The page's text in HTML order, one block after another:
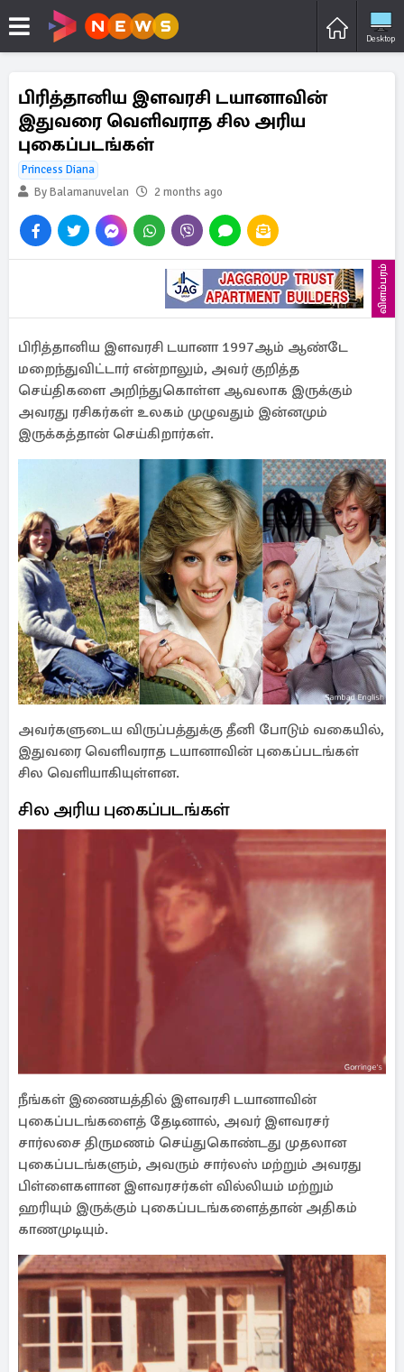
Desktop
பிரித்தானிய இளவரசி டயானாவின்
இதுவரை வெளிவராத சில அரிய
புகைப்படங்கள்
Princess Diana
By Balamanuvelan
2 months ago
விளம்பரம்
பிரித்தானிய இளவரசி டயானா 1997ஆம் ஆண்டே
மறைந்துவிட்டார் என்றாலும், அவர் குறித்த
செய்திகளை அறிந்துகொள்ள ஆவலாக இருக்கும்
அவரது ரசிகர்கள் உலகம் முழுவதும் இன்னமும்
இருக்கத்தான் செய்கிறார்கள்.
அவர்களுடைய விருப்பத்துக்கு தீனி போடும் வகையில்,
இதுவரை வெளிவராத டயானாவின் புகைப்படங்கள்
சில வெளியாகியுள்ளன.
சில அரிய புகைப்படங்கள்
நீங்கள் இணையத்தில் இளவரசி டயானாவின்
புகைப்படங்களைத் தேடினால், அவர் இளவரசர்
சார்லசை திருமணம் செய்துகொண்டது முதலான
புகைப்படங்களும், அவரும் சார்லஸ் மற்றும் அவரது
பிள்ளைகளான இளவரசர்கள் வில்லியம் மற்றும்
ஹரியும் இருக்கும் புகைப்படங்களைத்தான் அதிகம்
காணமுடியும்.